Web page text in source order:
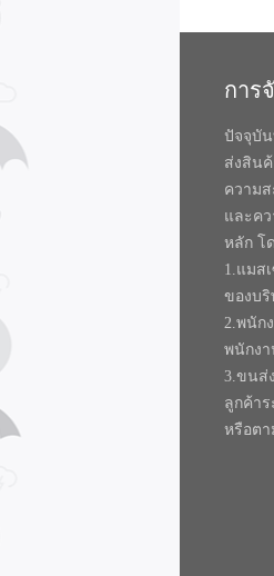
การ
ปัจจุบั
ส่งสิน
ความส
และค
หลัก โ
1.แมส
ของบ
2.พนัก
พนักง
3.ขนส่
ลูกค้าร
หรือตา